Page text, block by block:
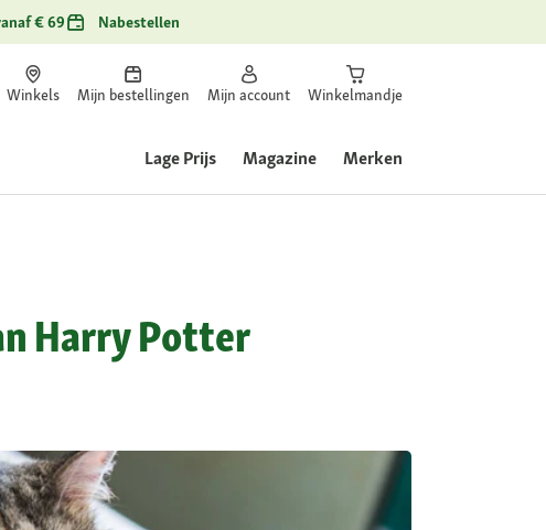
€ 69 Nabestellen
Winkels Mijn bestellingen Mijn account Winkelmandje
Lage Prijs Magazine Merken
Harry Potter